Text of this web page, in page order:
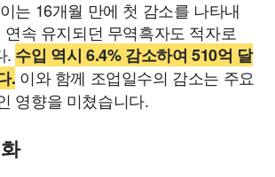
는 16개월 만에 첫 감소를 나타내
속 유지되던 무역흑자도 적자로
. 수입 역시 6.4% 감소하여 510억 달
. 이와 함께 조업일수의 감소는 주요
영향을 미쳤습니다.